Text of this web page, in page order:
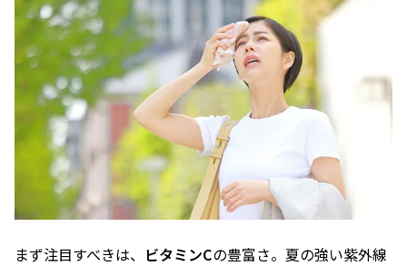
まず注目すべきは、 ビタミンCの豊富さ。夏の強い紫外線